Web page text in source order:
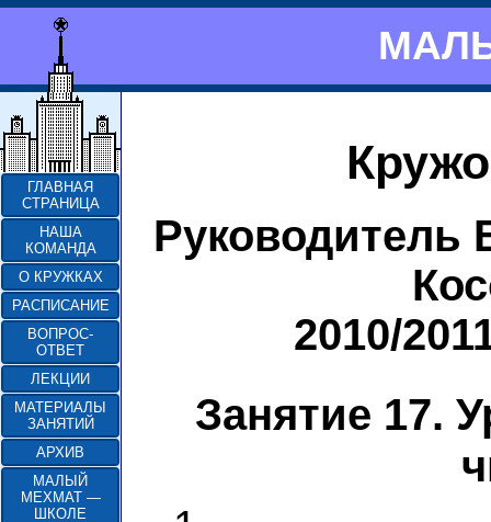
ГЛАВНАЯ
СТРАНИЦА
НАША
КОМАНДА
О КРУЖКАХ
РАСПИСАНИЕ
ВОПРОС-
ОТВЕТ
ЛЕКЦИИ
МАТЕРИАЛЫ
ЗАНЯТИЙ
АРХИВ
МАЛЫЙ
МЕХМАТ —
ШКОЛЕ
Руководитель
2010/
Занятие 17.